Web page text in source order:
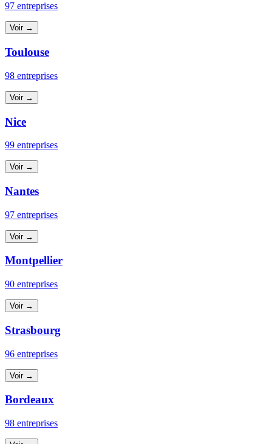
97 entreprises
Voir →
Toulouse
98 entreprises
Voir →
Nice
99 entreprises
Voir →
Nantes
97 entreprises
Voir →
Montpellier
90 entreprises
Voir →
Strasbourg
96 entreprises
Voir →
Bordeaux
98 entreprises